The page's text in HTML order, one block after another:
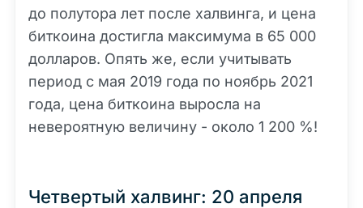
до полутора лет после халвинга, и цена
биткоина достигла максимума в 65 000
долларов. Опять же, если учитывать
период с мая 2019 года по ноябрь 2021
года, цена биткоина выросла на
невероятную величину - около 1 200 %!
Четвертый халвинг: 20 апреля